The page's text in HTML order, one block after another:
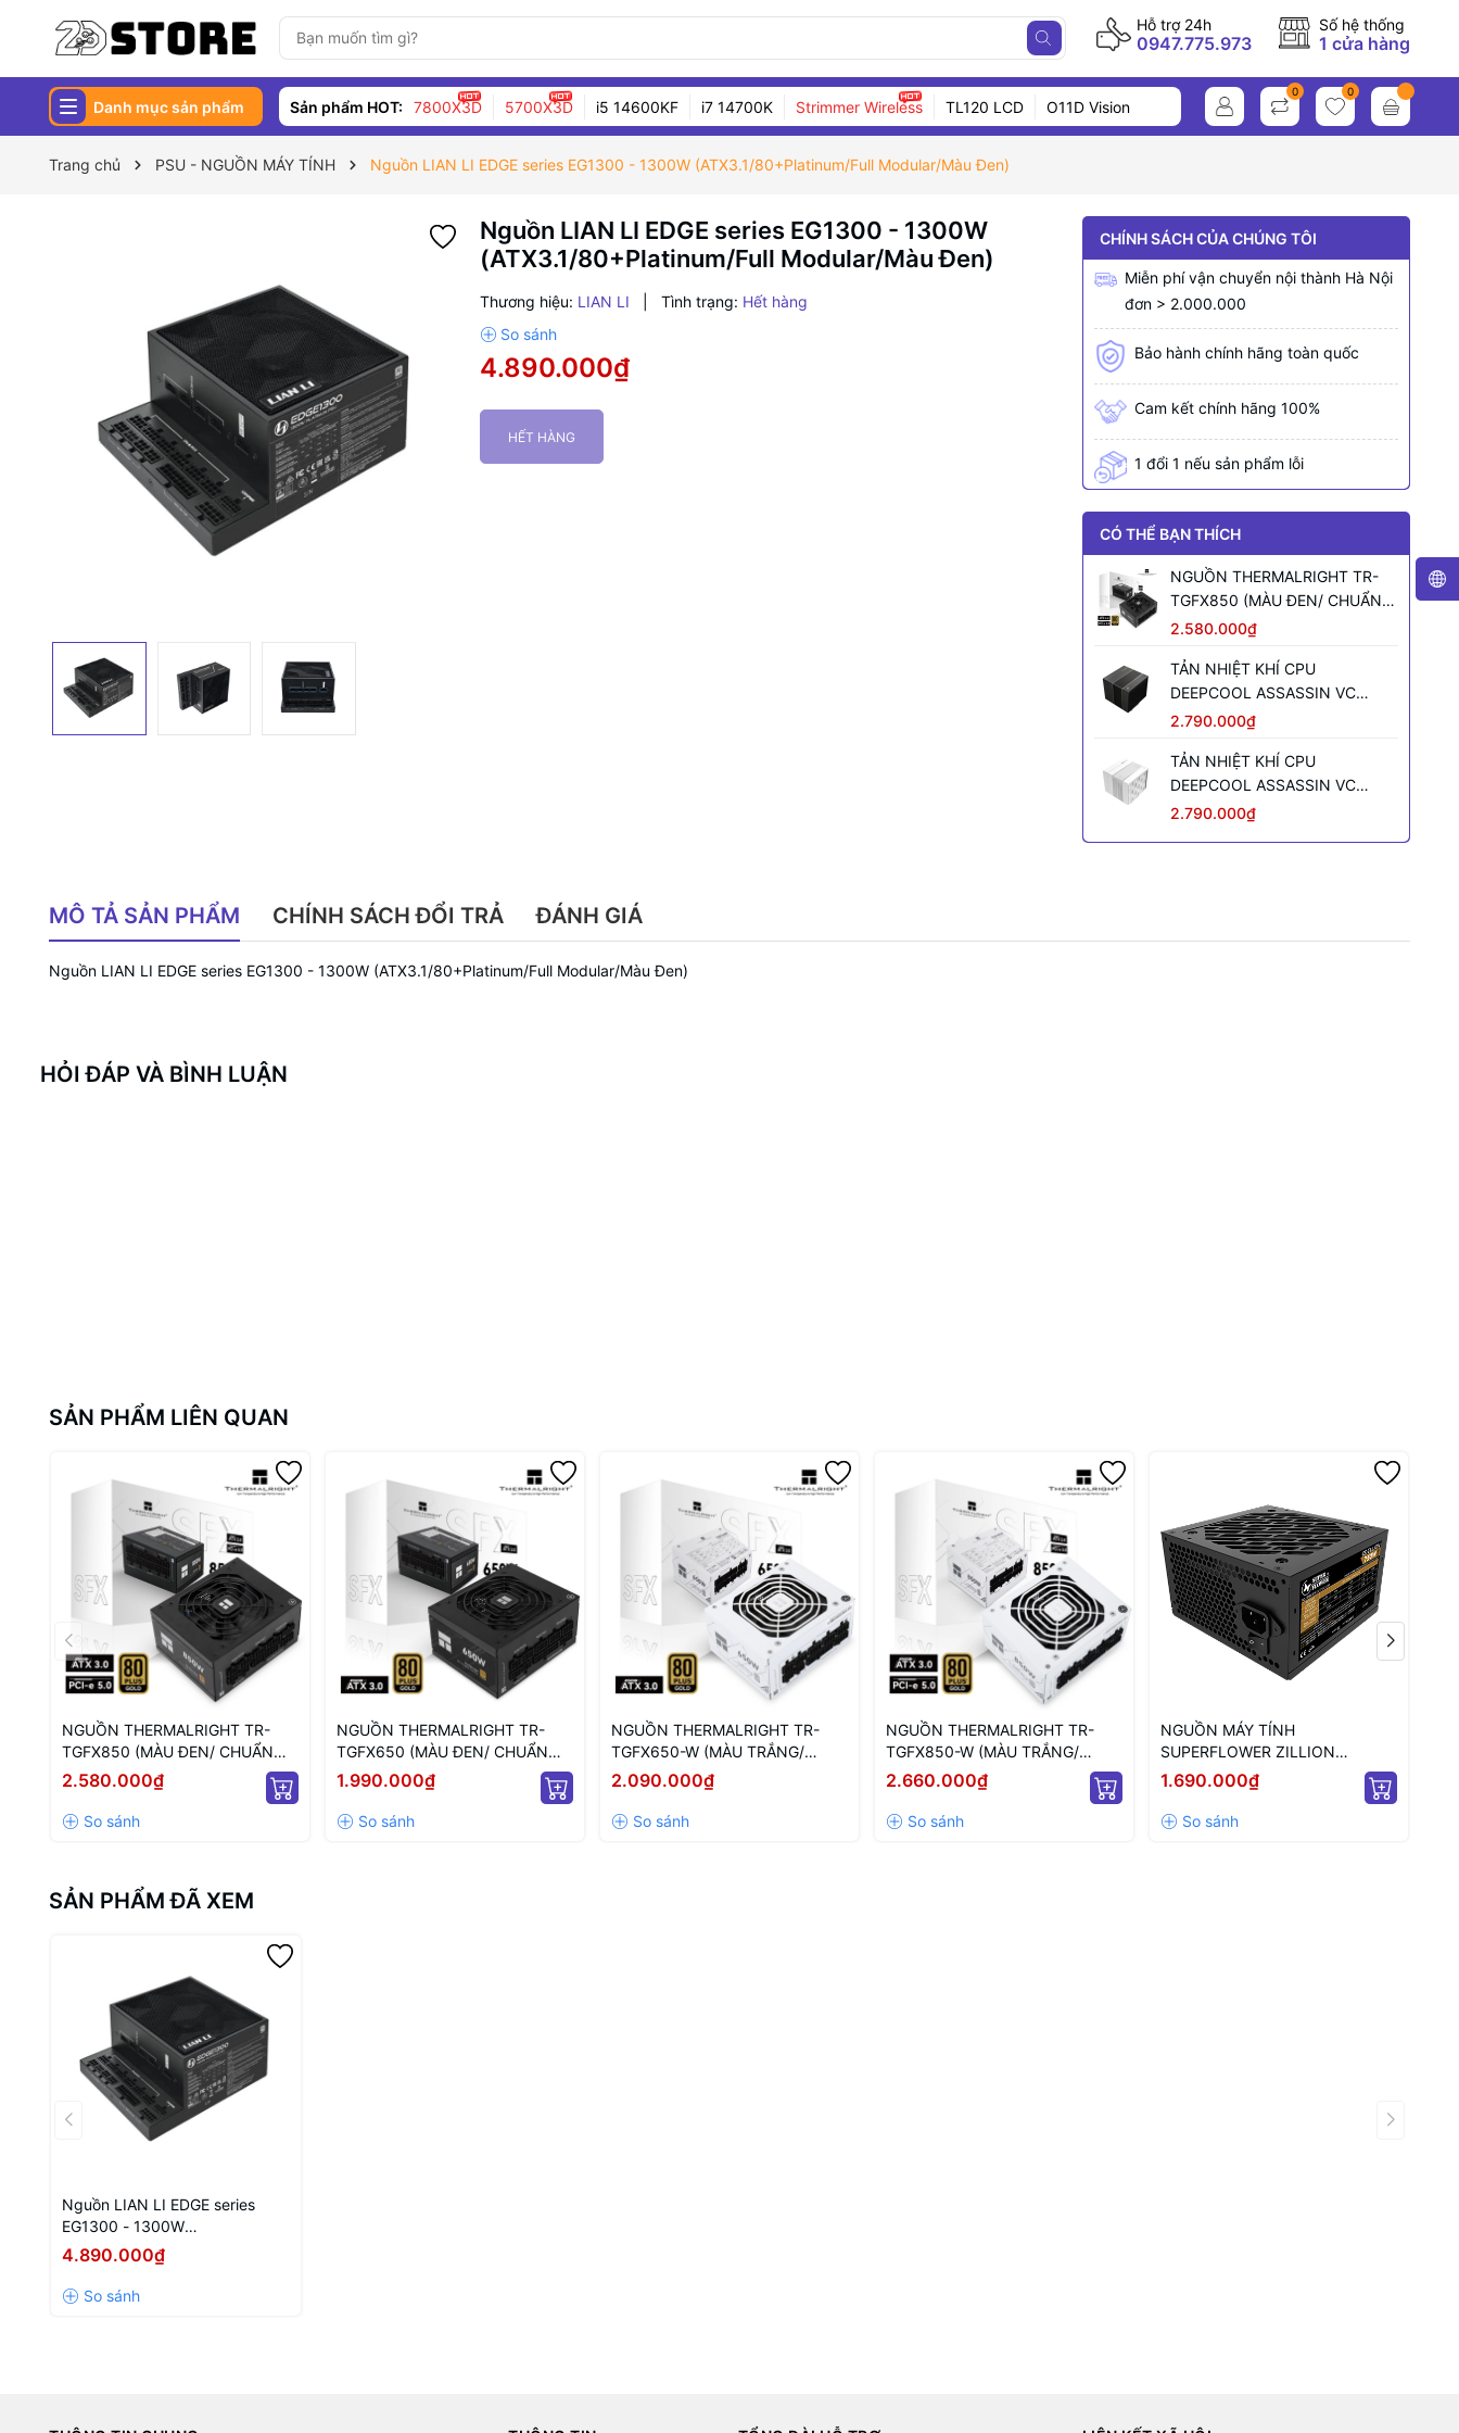
Hỗ trợ 24h
0947.775.973
Số hệ thống
1 cửa hàng
Danh mục sản phẩm Sản phẩm HOT: 7800X3D 5700X3D i5 14600KF i7 14700K Strimmer Wireless TL120 LCD O11D Vision
0 0
Trang chủ PSU - NGUỒN MÁY TÍNH Nguồn LIAN LI EDGE series EG1300 - 1300W (ATX3.1/80+Platinum/Full Modular/Màu Đen)
Nguồn LIAN LI EDGE series EG1300 - 1300W
(ATX3.1/80+Platinum/Full Modular/Màu Đen)
Thương hiệu: LIAN LI Tình trạng: Hết hàng
4.890.000₫
HẾT HÀNG
CHÍNH SÁCH CỦA CHÚNG TÔI
Miễn phí vận chuyển nội thành Hà Nội
đơn > 2.000.000
Bảo hành chính hãng toàn quốc
Cam kết chính hãng 100%
1 đổi 1 nếu sản phẩm lỗi
CÓ THỂ BẠN THÍCH
NGUỒN THERMALRIGHT TR-
TGFX850 (MÀU ĐEN/ CHUẨN
SFX/ FULL MODULAR/ 850W)
2.580.000₫
TẢN NHIỆT KHÍ CPU
DEEPCOOL ASSASSIN VC
ELITE (MÀU ĐEN)
2.790.000₫
TẢN NHIỆT KHÍ CPU
DEEPCOOL ASSASSIN VC
ELITE WH WH (MÀU TRẮNG)
2.790.000₫
MÔ TẢ SẢN PHẨM CHÍNH SÁCH ĐỔI TRẢ ĐÁNH GIÁ
Nguồn LIAN LI EDGE series EG1300 - 1300W (ATX3.1/80+Platinum/Full Modular/Màu Đen)
HỎI ĐÁP VÀ BÌNH LUẬN
SẢN PHẨM LIÊN QUAN
NGUỒN THERMALRIGHT TR-
TGFX850 (MÀU ĐEN/ CHUẨN
SFX/ FULL MODULAR/ 850W)
2.580.000₫
NGUỒN THERMALRIGHT TR-
TGFX650 (MÀU ĐEN/ CHUẨN
SFX/ FULL MODULAR/ 650W)
1.990.000₫
NGUỒN THERMALRIGHT TR-
TGFX650-W (MÀU TRẮNG/
CHUẨN SFX/ FULL MODULAR/
2.090.000₫
NGUỒN THERMALRIGHT TR-
TGFX850-W (MÀU TRẮNG/
CHUẨN SFX/ FULL MODULAR/
2.660.000₫
NGUỒN MÁY TÍNH
SUPERFLOWER ZILLION
80PLUS BRONZE 750W ATX 3.1
(SF-750Z12DB(DA)
1.690.000₫
SẢN PHẨM ĐÃ XEM
Nguồn LIAN LI EDGE series
EG1300 - 1300W
(ATX3.1/80+Platinum/Full
Modular/Màu Đen)
4.890.000₫